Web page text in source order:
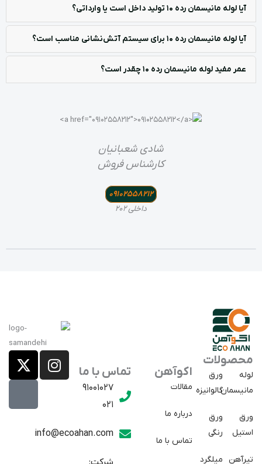
شادی شعبانیان
کارشناس فروش
09102558212
داخلی 202
آیا لوله مانیسمان رده 10 تولید داخل است یا وارداتی؟
آیا لوله مانیسمان رده 10 برای سیستم آتش‌نشانی مناسب است؟
عمر مفید لوله مانیسمان رده 10 چقدر است؟
محصولات
لوله
مانیسمان
ورق
استیل
تیرآهن
ورق
گالوانیزه
ورق
رنگی
میلگرد
اکوآهن
مقالات
درباره ما
تماس با ما
تماس با ما
91001027
021
info@ecoahan.com
I
n
g
X
-
E
a